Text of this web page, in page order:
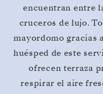
encuentran entre
cruceros de lujo.
mayordomo gracias
huésped de este
ofrecen terraza
respirar el aire